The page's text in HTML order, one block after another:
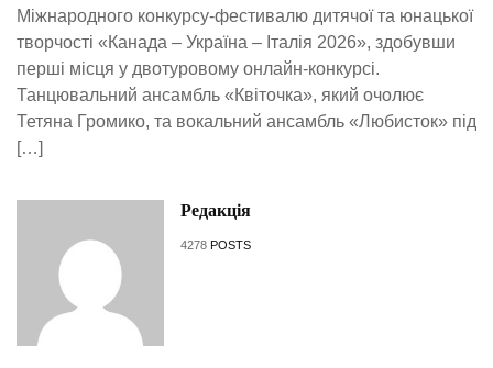
Міжнародного конкурсу-фестивалю дитячої та юнацької
творчості «Канада – Україна – Італія 2026», здобувши
перші місця у двотуровому онлайн-конкурсі.
Танцювальний ансамбль «Квіточка», який очолює
Тетяна Громико, та вокальний ансамбль «Любисток» під
[…]
Редакція
4278 POSTS